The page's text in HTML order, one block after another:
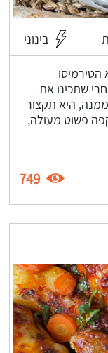
בינוני
הטירמיסו
שתכינו את
היא תקצור
פשוט מעולה,
749